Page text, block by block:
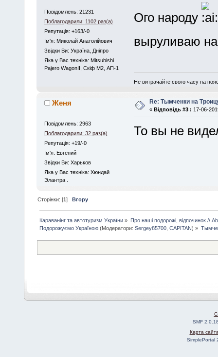
Повідомлень: 21231
Поблагодарили: 1102 раз(а)
Репутація: +163/-0
Iм'я: Миколай Анатолійович
Звідки Ви: Україна, Дніпро
Яка у Вас техніка: Mitsubishi
Pajero WagonII, Скіф М2, АП-1
Ого народу
выруливаю
Не витрачайте свого часу на
Женя
Повідомлень: 2963
Поблагодарили: 32 раз(а)
Репутація: +19/-0
Iм'я: Евгений
Звідки Ви: Харьков
Яка у Вас техніка: Хюндай
Элантра .
Re: Тымченки на
« Відповідь #3 : 17-06-
То вы не
Сторінки: [1] Вгору
Караванінг та автотуризм України » Про наші подорожі, відпочинок //
Подорожуємо Україною (Модератори:Sergey85700 ,CAPITAN) »
SMF
Карта
SimplePortal